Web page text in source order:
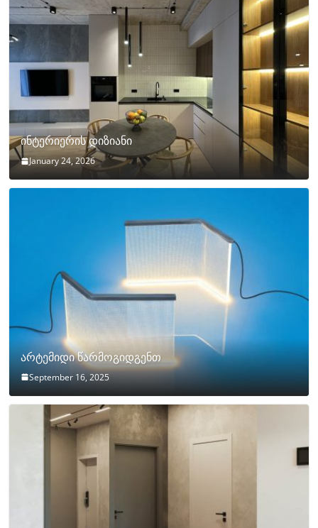
ინტერიერის დიზიანი
January 24, 2026
არტემიდი წარმოგიდგენთ
September 16, 2025